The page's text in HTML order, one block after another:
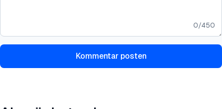
0/450
Kommentar posten